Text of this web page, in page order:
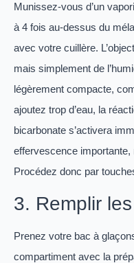
Munissez-vous d’un
à 4 fois au-dessus du
avec votre cuillère.
mais simplement de
légèrement compacte,
ajoutez trop d’eau, la
bicarbonate s’activera
effervescence
Procédez donc par
3. Remplir
Prenez votre bac à
compartiment avec la